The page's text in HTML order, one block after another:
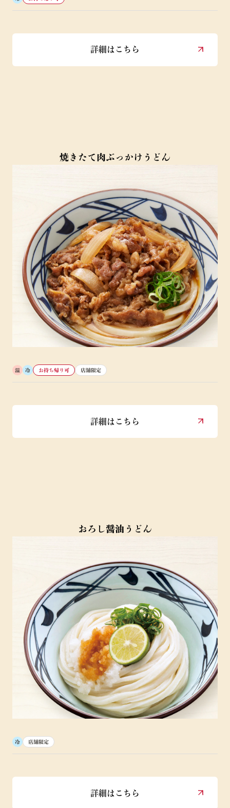
詳細はこちら
焼きたて肉ぶっかけうどん
温 冷 お持ち帰り可 店舗限定
詳細はこちら
おろし醤油うどん
冷 店舗限定
詳細はこちら